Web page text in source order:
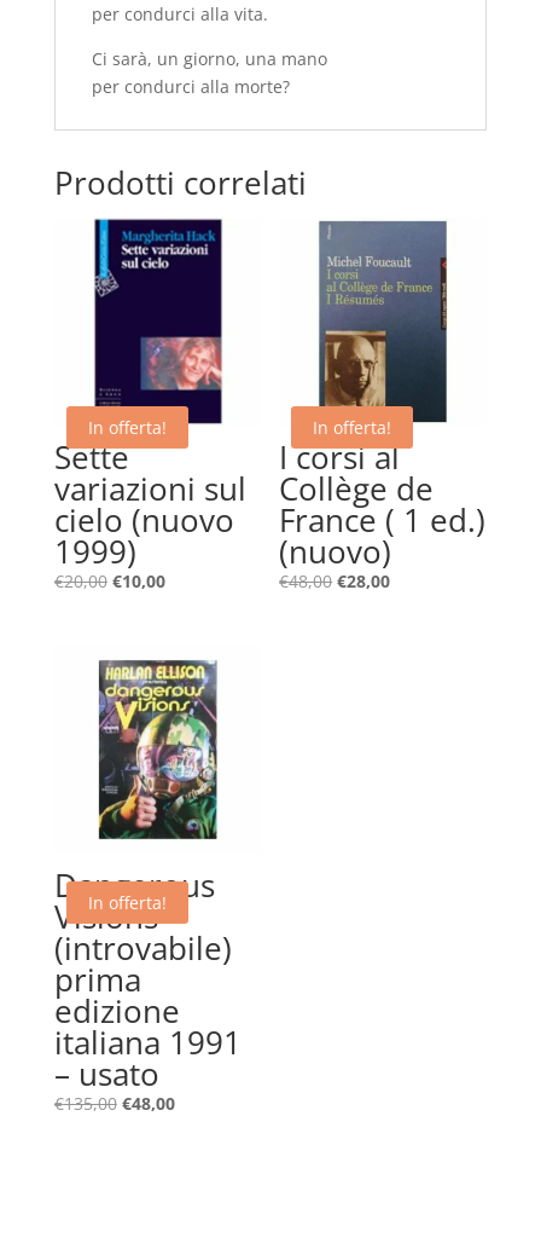
per condurci alla vita.
Ci sarà, un giorno, una mano
per condurci alla morte?
Prodotti correlati
In offerta!
Sette
variazioni sul
cielo (nuovo
1999)
€20,00 Il
era:
€20,00.
€10,00Il
è:
€10,00.
In offerta!
I corsi al
Collège de
France ( 1 ed.)
(nuovo)
€48,00 Il
€28,00Il
In offerta!
Dangerous
Visions –
(introvabile)
prima
edizione
italiana 1991
– usato
€135,00 Il
€48,00Il